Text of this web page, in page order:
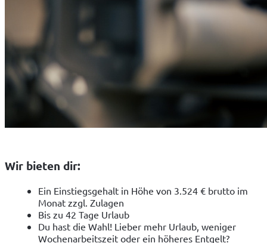
Wir bieten dir:
Ein Einstiegsgehalt in Höhe von 3.524 € brutto im
Monat zzgl. Zulagen
Bis zu 42 Tage Urlaub
Du hast die Wahl! Lieber mehr Urlaub, weniger
Wochenarbeitszeit oder ein höheres Entgelt?